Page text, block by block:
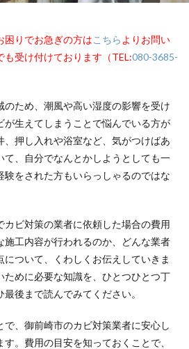
りでお急ぎの方はこちら よりお問い
受け付けております（TEL:080-3685-
ため、潮風や高い湿度の影響を受け
が生えてしまうことで悩んでいる方が
、押し入れや浴室など、気がつけばあ
て、自分でなんとかしようとしても一
験をされた方もいらっしゃるのではな
カビ対策の業者に依頼した場合の費用
施工内容が行われるのか、どんな業者
ついて、くわしくお伝えしていきま
ために必要な知識を、ひとつひとつ丁
後まで読んでみてください。
で、御前崎市のカビ対策業者に安心し
。費用の目安を知っておくことで、